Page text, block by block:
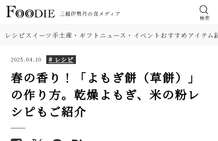
検索
レシピスイーツ手土産・ギフト ニュース・イベントおすすめアイテム
2025.04.10 # レシピ
春の香り！「よもぎ餅（草餅）」
の作り方。乾燥よもぎ、米の粉レ
シピもご紹介【簡単】ピーマンの肉詰め人気
レシピ。洋風・和風2品。剥がれ
食材
【基本の塩分18%】手作り梅干
しのレシピ（作り方）。初めて